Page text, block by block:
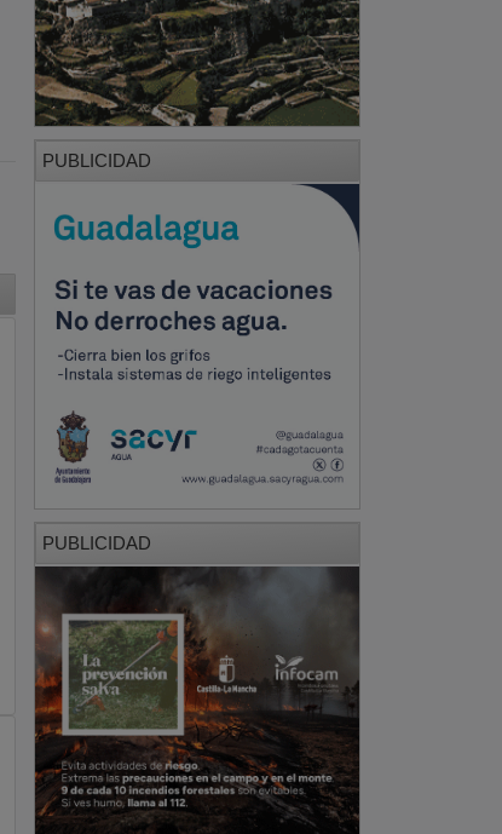
PUBLICIDAD
PUBLICIDAD